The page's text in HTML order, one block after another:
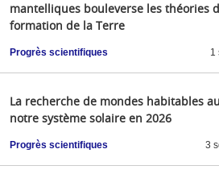
mantelliques bouleverse les théories
formation de la Terre
Progrès scientifiques 1
La recherche de mondes habitables
notre système solaire en 2026
Progrès scientifiques 3